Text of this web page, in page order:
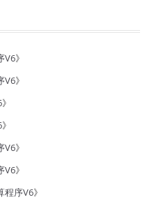
V6》
V6》
》
》
V6》
V6》
程序V6》